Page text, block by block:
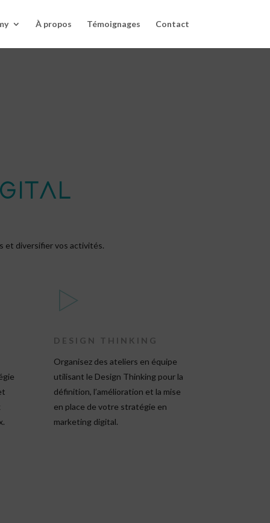
À propos Témoignages Contact
et diversifier vos activités.
DESIGN THINKING
Organisez des ateliers en équipe
utilisant le Design Thinking pour la
définition, l’amélioration et la mise
en place de votre stratégie en
marketing digital.